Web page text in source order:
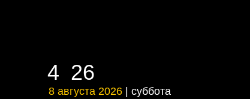
4 26
4 26
8 августа 2026 | суббота
8 августа 2026 | суббота